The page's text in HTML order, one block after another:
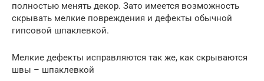
полностью менять декор. Зато имеется возможность
скрывать мелкие повреждения и дефекты обычной
гипсовой шпаклевкой.
Мелкие дефекты исправляются так же, как скрываются
швы – шпаклевкой